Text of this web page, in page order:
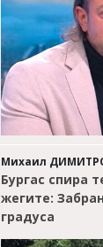
Михаил
Бургас спира
жегите:
градуса